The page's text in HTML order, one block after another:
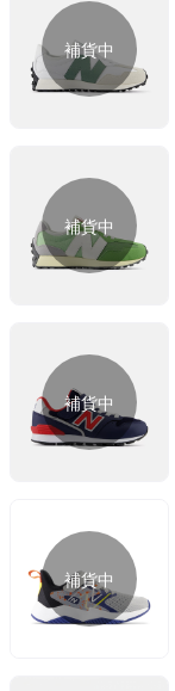
補貨中
補貨中
補貨中
補貨中